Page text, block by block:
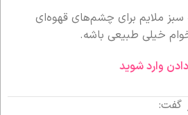
سبز ملایم برای چشم‌های قهوه‌ای
خیلی طبیعی باشه.
وارد شوید
گفت: